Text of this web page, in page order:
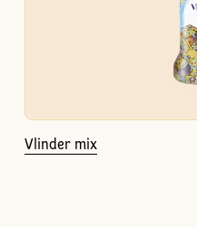
Vlinder mix